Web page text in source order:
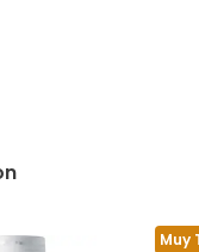
Muy